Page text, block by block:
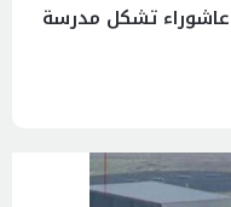
عاشوراء تشكل مدرسة